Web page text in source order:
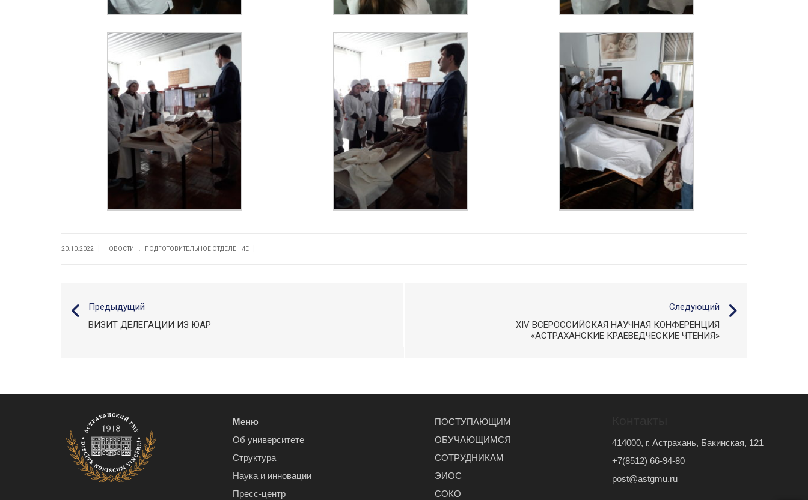
20.10.2022 НОВОСТИ . ПОДГОТОВИТЕЛЬНОЕ ОТДЕЛЕНИЕ
Предыдущий
ВИЗИТ ДЕЛЕГАЦИИ ИЗ ЮАР
Следующий
XIV ВСЕРОССИЙСКАЯ НАУЧНАЯ КОНФЕРЕНЦИЯ
«АСТРАХАНСКИЕ КРАЕВЕДЧЕСКИЕ ЧТЕНИЯ»
Меню
Об университете
Структура
Наука и инновации
Пресс-центр
ПОСТУПАЮЩИМ
ОБУЧАЮЩИМСЯ
СОТРУДНИКАМ
ЭИОС
СОКО
414000, г. Астрахань, Бакинская, 121
+7(8512) 66-94-80
post@astgmu.ru